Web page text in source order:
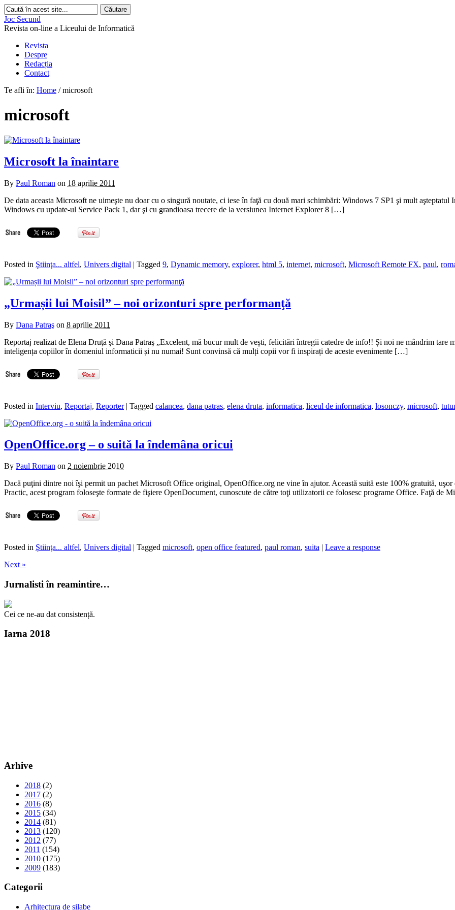
Joc Secund
Revista on-line a Liceului de Informatică
Revista
Despre
Redacția
Contact
Te afli în: Home / microsoft
microsoft
Microsoft la înaintare
By Paul Roman on 18 aprilie 2011
De data aceasta Microsoft ne uimeşte nu doar cu o singură noutate, ci iese în faţă cu două mari schimbări: Windows 7 SP1 şi mult
Windows cu update-ul Service Pack 1, dar şi cu grandioasa trecere de la versiunea Internet Explorer 8 […]
Posted in Ştiinţa... altfel, Univers digital | Tagged 9, Dynamic memory, explorer, html 5, internet, microsoft, Microsoft Remote FX, paul,
„Urmașii lui Moisil” – noi orizonturi spre performanţă
By Dana Patraş on 8 aprilie 2011
Reportaj realizat de Elena Druţă şi Dana Patraş „Excelent, mă bucur mult de vești, felicitări întregii catedre de info!! Și noi ne mândrim tare
inteligența copiilor în domeniul informaticii și nu numai! Sunt convinsă că mulți copii vor fi inspirați de aceste evenimente […]
Posted in Interviu, Reportaj, Reporter | Tagged calancea, dana patras, elena druta, informatica, liceul de informatica, losonczy, microsoft,
OpenOffice.org – o suită la îndemâna oricui
By Paul Roman on 2 noiembrie 2010
Dacă puţini dintre noi îşi permit un pachet Microsoft Office original, OpenOffice.org ne vine în ajutor. Această suită este 100% gratuită,
Practic, acest program foloseşte formate de fişiere OpenDocument, cunoscute de către toţi utilizatorii ce folosesc programe Office. Faţă
Posted in Ştiinţa... altfel, Univers digital | Tagged microsoft, open office featured, paul roman, suita | Leave a response
Next »
Jurnalisti în reamintire…
Cei ce ne-au dat consistență.
Iarna 2018
Arhive
2018 (2)
2017 (2)
2016 (8)
2015 (34)
2014 (81)
2013 (120)
2012 (77)
2011 (154)
2010 (175)
2009 (183)
Categorii
Arhitectura de silabe